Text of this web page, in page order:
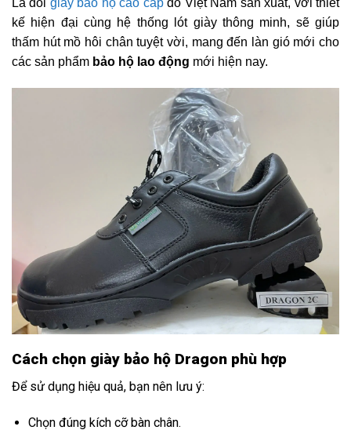
Là đôi giày bảo hộ cao cấpdo Việt Nam sản xuất, với thiết
kế hiện đại cùng hệ thống lót giày thông minh, sẽ giúp
thấm hút mồ hôi chân tuyệt vời, mang đến làn gió mới cho
các sản phẩm bảo hộ lao động mới hiện nay.
Cách chọn giày bảo hộ Dragon phù hợp
Để sử dụng hiệu quả, bạn nên lưu ý:
Chọn đúng kích cỡ bàn chân.